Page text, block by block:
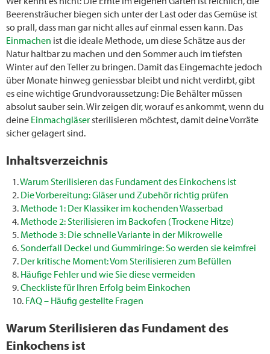
Beerensträucher biegen sich unter der Last oder das Gemüse ist
so prall, dass man gar nicht alles auf einmal essen kann. Das
Einmachen ist die ideale Methode, um diese Schätze aus der
Natur haltbar zu machen und den Sommer auch im tiefsten
Winter auf den Teller zu bringen. Damit das Eingemachte jedoch
über Monate hinweg geniessbar bleibt und nicht verdirbt, gibt
es eine wichtige Grundvoraussetzung: Die Behälter müssen
absolut sauber sein. Wir zeigen dir, worauf es ankommt, wenn du
deine Einmachgläser sterilisieren möchtest, damit deine Vorräte
sicher gelagert sind.
Inhaltsverzeichnis
Warum Sterilisieren das Fundament des Einkochens ist
Die Vorbereitung: Gläser und Zubehör richtig prüfen
Methode 1: Der Klassiker im kochenden Wasserbad
Methode 2: Sterilisieren im Backofen (Trockene Hitze)
Methode 3: Die schnelle Variante in der Mikrowelle
Sonderfall Deckel und Gummiringe: So werden sie keimfrei
Der kritische Moment: Vom Sterilisieren zum Befüllen
Häufige Fehler und wie Sie diese vermeiden
Checkliste für Ihren Erfolg beim Einkochen
FAQ – Häufig gestellte Fragen
Warum Sterilisieren das Fundament des
Einkochens ist